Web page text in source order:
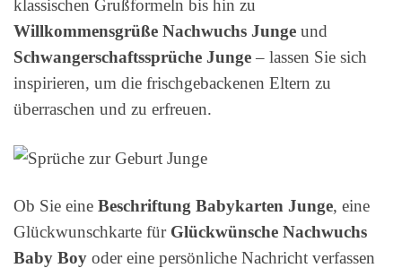
klassischen Grußformeln bis hin zu
Willkommensgrüße Nachwuchs Junge und
Schwangerschaftssprüche Junge – lassen Sie sich
inspirieren, um die frischgebackenen Eltern zu
überraschen und zu erfreuen.
Ob Sie eine Beschriftung Babykarten Junge, eine
Glückwunschkarte für Glückwünsche Nachwuchs
Baby Boy oder eine persönliche Nachricht verfassen